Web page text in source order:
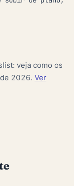
veja como os
2026. Ver